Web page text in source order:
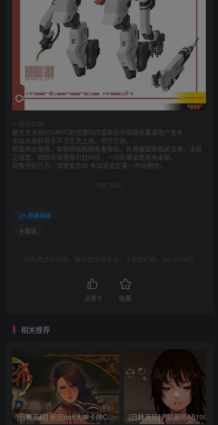
版权声明
橙光艺术网(CGART)的资源均内容来自于网络收集或用户发布.
本站点资料用于学习交流之用，勿作它用，；
若需商业使用，需获得版权拥有者授权，并遵循国家相关法律、法规
之规定。如因非法使用引起纠纷，一切后果由使用者承担。
如有侵权行为，请联系告知 本站将会在第一时间删除。
THE END
原画插画
# 高达
将免费进行到底，喜欢就支持关注一下吧我们吧，by_CGART
点赞 9 收藏
相关推荐
[日韩画风] 织田non大神卡牌CG插画设计画集256P 161M_CG原画资源